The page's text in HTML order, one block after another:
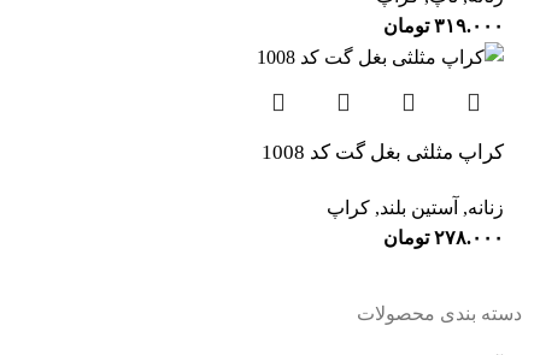
۳۱۹.۰۰۰ تومان
کراپ مثلثی بغل گت کد 1008
زنانه, آستین بلند, کراپ
۲۷۸.۰۰۰ تومان
دسته بندی محصولات